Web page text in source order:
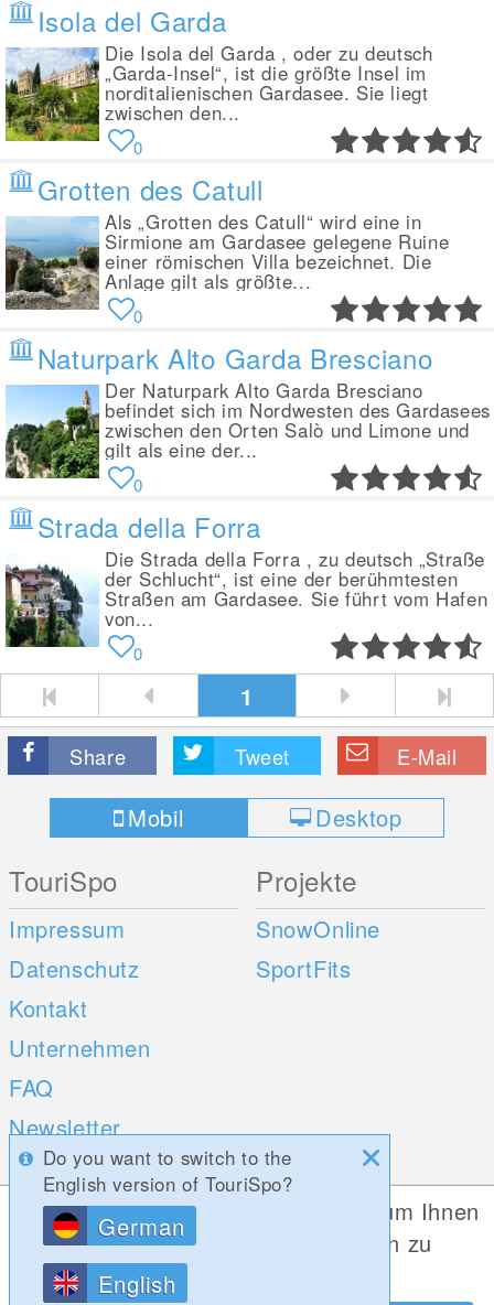
Isola del Garda
Die Isola del Garda , oder zu deutsch
„Garda-Insel“, ist die größte Insel im
norditalienischen Gardasee. Sie liegt
zwischen den...
0
Grotten des Catull
Als „Grotten des Catull“ wird eine in
Sirmione am Gardasee gelegene Ruine
einer römischen Villa bezeichnet. Die
Anlage gilt als größte...
0
Naturpark Alto Garda Bresciano
Der Naturpark Alto Garda Bresciano
befindet sich im Nordwesten des Gardasees
zwischen den Orten Salò und Limone und
gilt als eine der...
0
Strada della Forra
Die Strada della Forra , zu deutsch „Straße
der Schlucht“, ist eine der berühmtesten
Straßen am Gardasee. Sie führt vom Hafen
von...
0
1
Share Tweet E-Mail
Mobil Desktop
TouriSpo
Impressum
Datenschutz
Kontakt
Unternehmen
FAQ
Newsletter
Umfragen
Projekte
SnowOnline
SportFits
Mobile Apps Social Web
Do you want to switch to the
English version of TouriSpo?
German
English
Diese Website verwendet Cookies, um Ihnen
die bestmögliche Funktionalität bieten zu
können.